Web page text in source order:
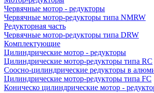
Червячные мотор - редукторы
Червячные мотор-редукторы типа NMRW
Редукторная часть
Червячные мотор-редукторы типа DRW
Комплектующие
Цилиндрические мотор - редукторы
Цилиндрические мотор-редукторы типа RC
Соосно-цилиндрические редукторы в
Цилиндрические мотор-редукторы типа FC
Коническо цилиндрические мотор -